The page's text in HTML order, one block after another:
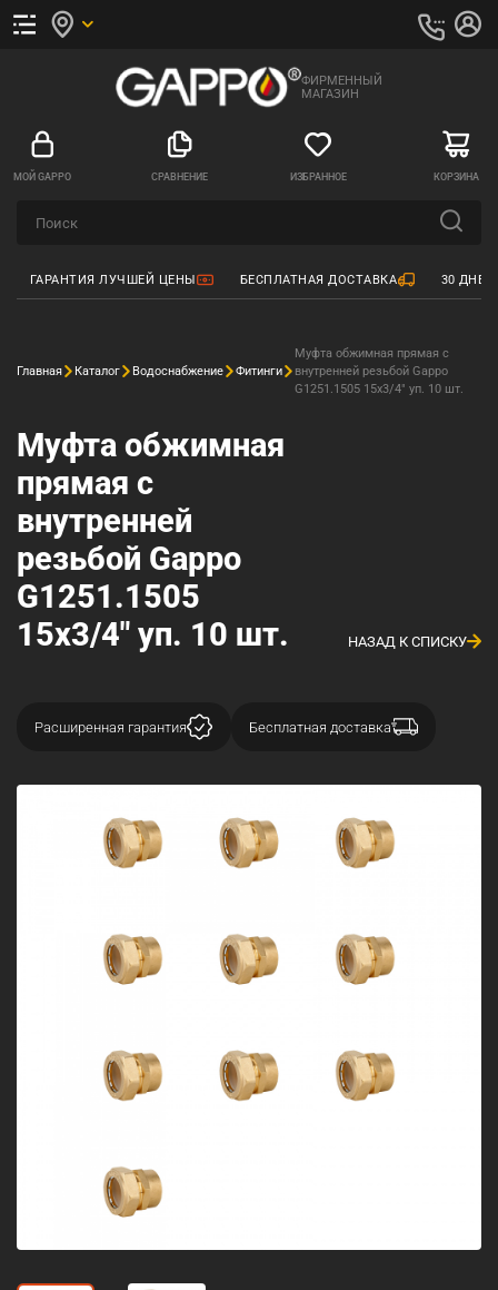
ФИРМЕННЫЙ
МАГАЗИН
МОЙ GAPPO СРАВНЕНИЕ ИЗБРАННОЕ КОРЗИНА
ГАРАНТИЯ ЛУЧШЕЙ ЦЕНЫ БЕСПЛАТНАЯ ДОСТАВКА 30
Главная Каталог Водоснабжение Фитинги
Муфта обжимная прямая с
внутренней резьбой Gappo
G1251.1505 15х3/4" уп. 10 шт.
Муфта обжимная
прямая с
внутренней
резьбой Gappo
G1251.1505
15х3/4" уп. 10 шт.
НАЗАД К СПИСКУ
Расширенная гарантия Бесплатная доставка